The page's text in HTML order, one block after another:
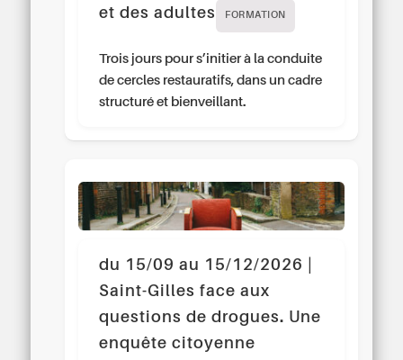
et des adultes
FORMATION
Trois jours pour s’initier à la conduite
de cercles restauratifs, dans un cadre
structuré et bienveillant.
du 15/09 au 15/12/2026 |
Saint-Gilles face aux
questions de drogues. Une
enquête citoyenne